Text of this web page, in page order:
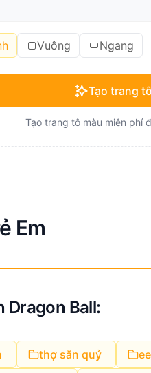
Vuông Ngang
Tạo trang
Tạo trang tô màu miễn phí
Em
Dragon Ball:
thợ săn quỷ